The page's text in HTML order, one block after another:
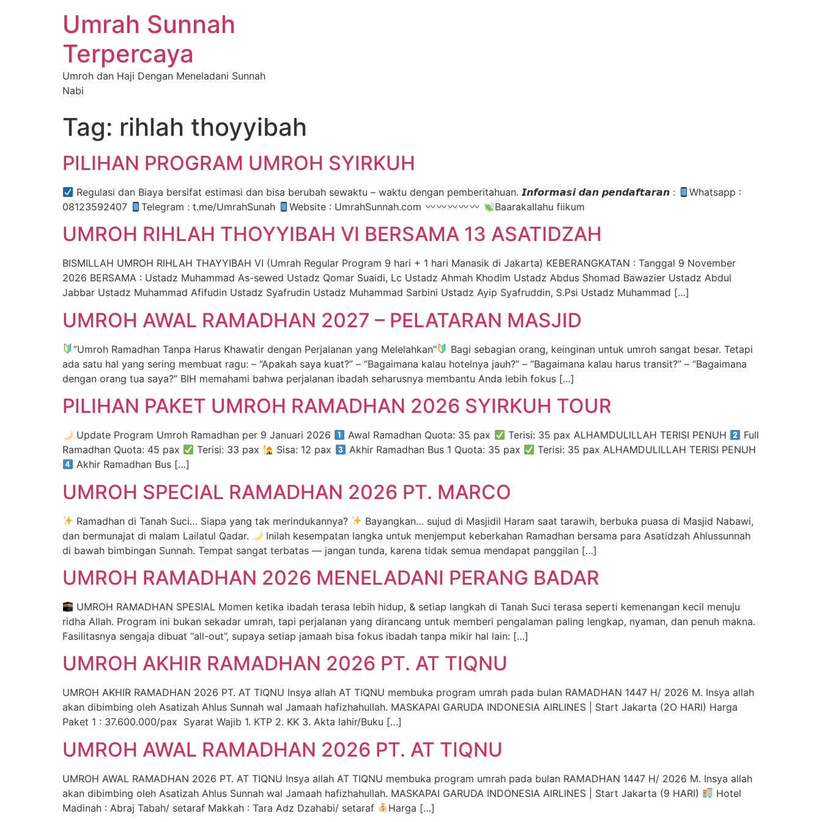
Umrah Sunnah
Terpercaya
Umroh dan Haji Dengan Meneladani Sunnah
Nabi
Tag: rihlah thoyyibah
PILIHAN PROGRAM UMROH SYIRKUH
Regulasi dan Biaya bersifat estimasi dan bisa berubah sewaktu – waktu dengan pemberitahuan. 𝙄𝙣𝙛𝙤𝙧𝙢𝙖𝙨𝙞 𝙙𝙖𝙣 𝙥𝙚𝙣𝙙𝙖𝙛𝙩𝙖𝙧𝙖𝙣 :
Whatsapp :
08123592407
Telegram : t.me/UmrahSunah Website : UmrahSunnah.com Baarakallahu fiikum
UMROH RIHLAH THOYYIBAH VI BERSAMA 13 ASATIDZAH
BISMILLAH UMROH RIHLAH THAYYIBAH VI (Umrah Regular Program 9 hari + 1 hari Manasik di Jakarta) KEBERANGKATAN : Tanggal 9 November
2026 BERSAMA : Ustadz Muhammad As-sewed Ustadz Qomar Suaidi, Lc Ustadz Ahmah Khodim Ustadz Abdus Shomad Bawazier Ustadz Abdul
Jabbar Ustadz Muhammad Afifudin Ustadz Syafrudin Ustadz Muhammad Sarbini Ustadz Ayip Syafruddin, S.Psi Ustadz Muhammad […]
UMROH AWAL RAMADHAN 2027 – PELATARAN MASJID
”Umroh Ramadhan Tanpa Harus Khawatir dengan Perjalanan yang Melelahkan”
Bagi sebagian orang, keinginan untuk umroh sangat besar. Tetapi
ada satu hal yang sering membuat ragu: – “Apakah saya kuat?” – “Bagaimana kalau hotelnya jauh?” – “Bagaimana kalau harus transit?” – “Bagaimana
dengan orang tua saya?” BIH memahami bahwa perjalanan ibadah seharusnya membantu Anda lebih fokus […]
PILIHAN PAKET UMROH RAMADHAN 2026 SYIRKUH TOUR
Update Program Umroh Ramadhan per 9 Januari 2026 Awal Ramadhan Quota: 35 pax Terisi: 35 pax ALHAMDULILLAH TERISI PENUH
Full
Ramadhan Quota: 45 pax
Terisi: 33 pax Sisa: 12 pax Akhir Ramadhan Bus 1 Quota: 35 pax
Terisi: 35 pax ALHAMDULILLAH TERISI PENUH
Akhir Ramadhan Bus […]
UMROH SPECIAL RAMADHAN 2026 PT. MARCO
Ramadhan di Tanah Suci… Siapa yang tak merindukannya?
Bayangkan… sujud di Masjidil Haram saat tarawih, berbuka puasa di Masjid Nabawi,
dan bermunajat di malam Lailatul Qadar.
Inilah kesempatan langka untuk menjemput keberkahan Ramadhan bersama para Asatidzah Ahlussunnah
di bawah bimbingan Sunnah. Tempat sangat terbatas — jangan tunda, karena tidak semua mendapat panggilan […]
UMROH RAMADHAN 2026 MENELADANI PERANG BADAR
UMROH RAMADHAN SPESIAL Momen ketika ibadah terasa lebih hidup, & setiap langkah di Tanah Suci terasa seperti kemenangan kecil menuju
ridha Allah. Program ini bukan sekadar umrah, tapi perjalanan yang dirancang untuk memberi pengalaman paling lengkap, nyaman, dan penuh makna.
Fasilitasnya sengaja dibuat “all-out”, supaya setiap jamaah bisa fokus ibadah tanpa mikir hal lain: […]
UMROH AKHIR RAMADHAN 2026 PT. AT TIQNU
UMROH AKHIR RAMADHAN 2026 PT. AT TIQNU Insya allah AT TIQNU membuka program umrah pada bulan RAMADHAN 1447 H/ 2026 M. Insya allah
akan dibimbing oleh Asatizah Ahlus Sunnah wal Jamaah hafizhahullah. MASKAPAI GARUDA INDONESIA AIRLINES | Start Jakarta (2O HARI) Harga
Paket 1 : 37.600.000/pax Syarat Wajib 1. KTP 2. KK 3. Akta lahir/Buku […]
UMROH AWAL RAMADHAN 2026 PT. AT TIQNU
UMROH AWAL RAMADHAN 2026 PT. AT TIQNU Insya allah AT TIQNU membuka program umrah pada bulan RAMADHAN 1447 H/ 2026 M. Insya allah
akan dibimbing oleh Asatizah Ahlus Sunnah wal Jamaah hafizhahullah. MASKAPAI GARUDA INDONESIA AIRLINES | Start Jakarta (9 HARI)
Hotel
Madinah : Abraj Tabah/ setaraf Makkah : Tara Adz Dzahabi/ setaraf
Harga […]